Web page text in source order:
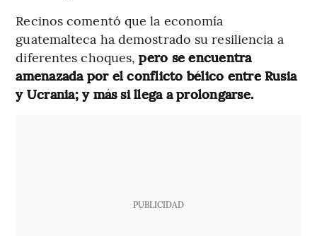
Recinos comentó que la economía
guatemalteca ha demostrado su resiliencia a
diferentes choques,pero se encuentra
amenazada por el conflicto bélico entre Rusia
y Ucrania; y más si llega a prolongarse.
PUBLICIDAD